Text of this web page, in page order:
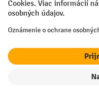
Nastavenia ochrany
All prices excl. VAT plus
¹ Zľava platí do vypredania